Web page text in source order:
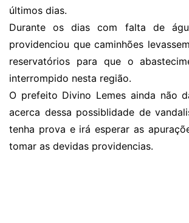
últimos dias.
Durante os dias com falta de
providenciou que caminhões
reservatórios para que o
interrompido nesta região.
O prefeito Divino Lemes ainda não
acerca dessa possiblidade de
tenha prova e irá esperar as
tomar as devidas providencias.